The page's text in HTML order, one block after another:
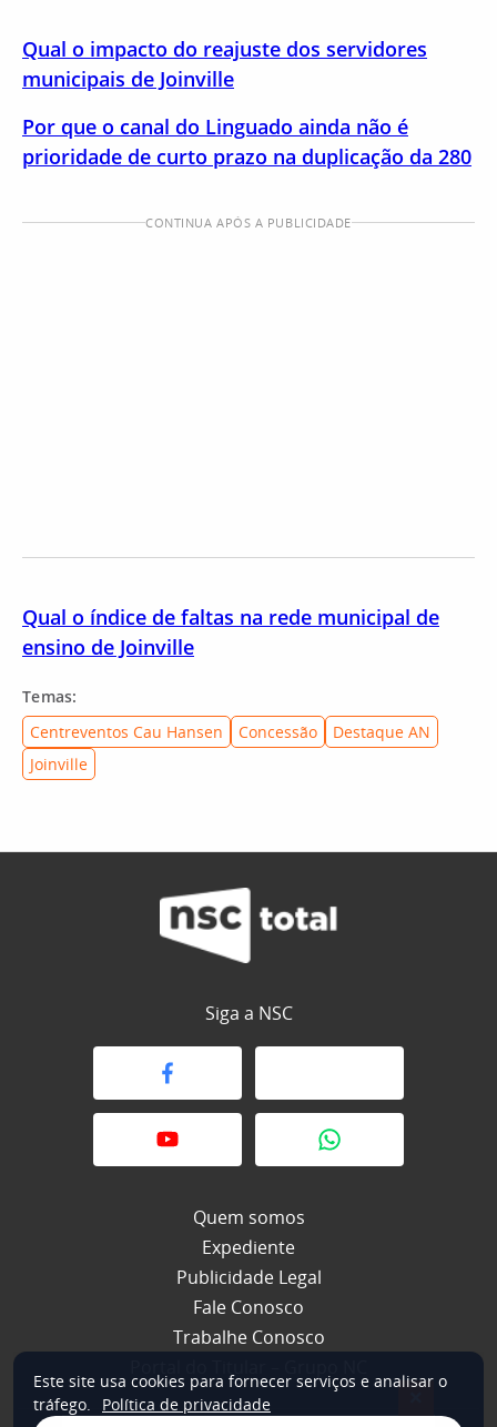
Qual o impacto do reajuste dos servidores
municipais de Joinville
Por que o canal do Linguado ainda não é
prioridade de curto prazo na duplicação da 280
CONTINUA APÓS A PUBLICIDADE
Qual o índice de faltas na rede municipal de
ensino de Joinville
Temas:
Centreventos Cau Hansen
Concessão
Destaque AN
Joinville
Siga a NSC
Quem somos
Expediente
Publicidade Legal
Fale Conosco
Trabalhe Conosco
Este site usa cookies para fornecer serviços e analisar o
tráfego.
Política de privacidade